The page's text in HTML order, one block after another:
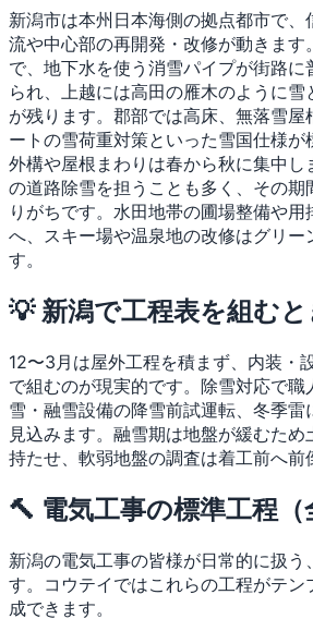
新潟市は本州日本海側の拠点都市で、
流や中心部の再開発・改修が動きます
で、地下水を使う消雪パイプが街路に
られ、上越には高田の雁木のように
が残ります。郡部では高床、無落雪屋
ートの雪荷重対策といった雪国仕様が
外構や屋根まわりは春から秋に集中し
の道路除雪を担うことも多く、その期
りがちです。水田地帯の圃場整備や
へ、スキー場や温泉地の改修はグリー
す。
💡 新潟で工程表を組む
12〜3月は屋外工程を積まず、内装・
で組むのが現実的です。除雪対応で職
雪・融雪設備の降雪前試運転、冬季雷
見込みます。融雪期は地盤が緩むた
持たせ、軟弱地盤の調査は着工前へ前
🔨 電気工事の標準工程（
新潟の電気工事の皆様が日常的に扱
す。コウテイではこれらの工程がテン
成できます。